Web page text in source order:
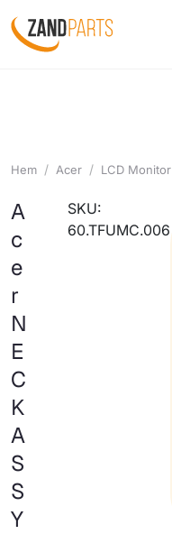
Hem Acer LCD Monitor
A
c
e
r
N
E
C
K
A
S
S
Y
SKU:
60.TFUMC.006